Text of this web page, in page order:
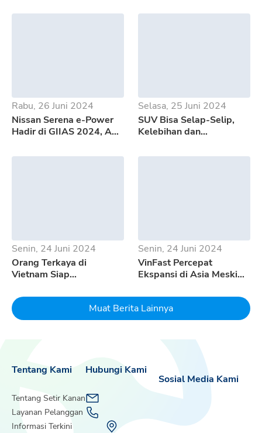
Rabu, 26 Juni 2024
Nissan Serena e-Power
Hadir di GIIAS 2024, Apa
Selasa, 25 Juni 2024
SUV Bisa Selap-Selip,
Kelebihan dan
500
Senin, 24 Juni 2024
Orang Terkaya di
Vietnam Siap
Uangnya Untuk EV
Dream
Senin, 24 Juni 2024
VinFast Percepat
Ekspansi di Asia Meski
Melambat
Muat Berita Lainnya
Tentang Kami
Tentang Setir Kanan
Layanan Pelanggan
Informasi Terkini
Sosial Media Kami
Hubungi Kami